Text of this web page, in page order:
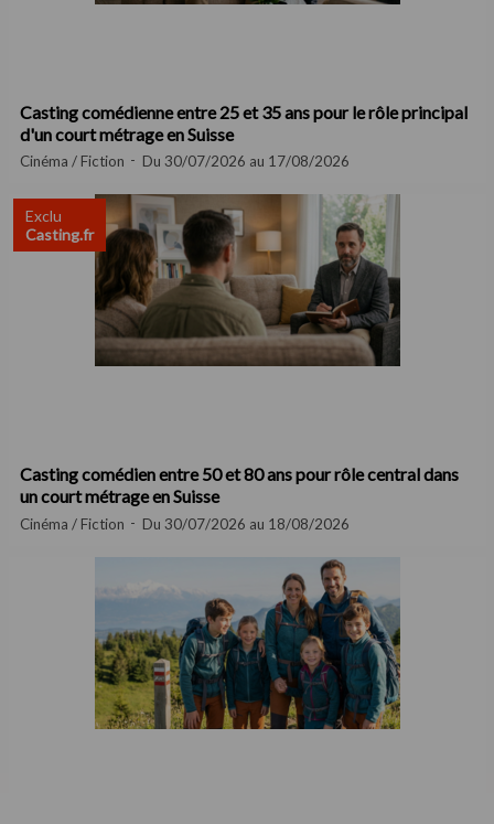
Casting comédienne entre 25 et 35 ans pour le rôle principal
d'un court métrage en Suisse
Cinéma / Fiction Du 30/07/2026 au 17/08/2026
Exclu
Casting.fr
Casting comédien entre 50 et 80 ans pour rôle central dans
un court métrage en Suisse
Cinéma / Fiction Du 30/07/2026 au 18/08/2026